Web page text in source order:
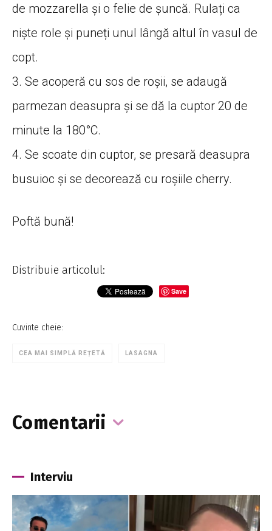
de mozzarella și o felie de șuncă. Rulați ca
niște role și puneți unul lângă altul în vasul de
copt.
3. Se acoperă cu sos de roșii, se adaugă
parmezan deasupra și se dă la cuptor 20 de
minute la 180°C.
4. Se scoate din cuptor, se presară deasupra
busuioc și se decorează cu roșiile cherry.
Poftă bună!
Distribuie articolul:
Save
Cuvinte cheie:
CEA MAI SIMPLĂ REȚETĂ LASAGNA
Comentarii
Interviu